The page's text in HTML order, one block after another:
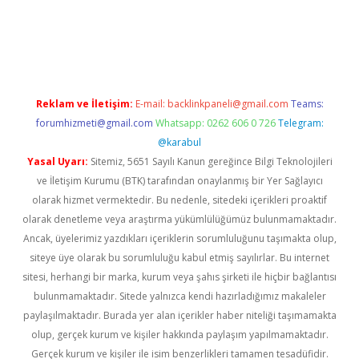
Reklam ve İletişim: E-mail: backlinkpaneli@gmail.com Teams:
forumhizmeti@gmail.com Whatsapp: 0262 606 0 726 Telegram:
@karabul
Yasal Uyarı: Sitemiz, 5651 Sayılı Kanun gereğince Bilgi Teknolojileri
ve İletişim Kurumu (BTK) tarafından onaylanmış bir Yer Sağlayıcı
olarak hizmet vermektedir. Bu nedenle, sitedeki içerikleri proaktif
olarak denetleme veya araştırma yükümlülüğümüz bulunmamaktadır.
Ancak, üyelerimiz yazdıkları içeriklerin sorumluluğunu taşımakta olup,
siteye üye olarak bu sorumluluğu kabul etmiş sayılırlar. Bu internet
sitesi, herhangi bir marka, kurum veya şahıs şirketi ile hiçbir bağlantısı
bulunmamaktadır. Sitede yalnızca kendi hazırladığımız makaleler
paylaşılmaktadır. Burada yer alan içerikler haber niteliği taşımamakta
olup, gerçek kurum ve kişiler hakkında paylaşım yapılmamaktadır.
Gerçek kurum ve kişiler ile isim benzerlikleri tamamen tesadüfidir.